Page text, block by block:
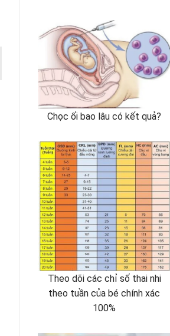
Chọc ối bao lâu có kết quả?
Theo dõi các chỉ số thai nhi
theo tuần của bé chính xác
100%